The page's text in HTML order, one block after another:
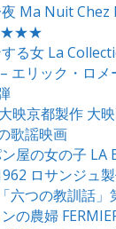
Ma Nuit Chez
★★★★
る女 La
エリック・ロ
映京都製作 大
歌謡映画
屋の女の子 LA
ロサンジュ
六つの教訓話」
の農婦